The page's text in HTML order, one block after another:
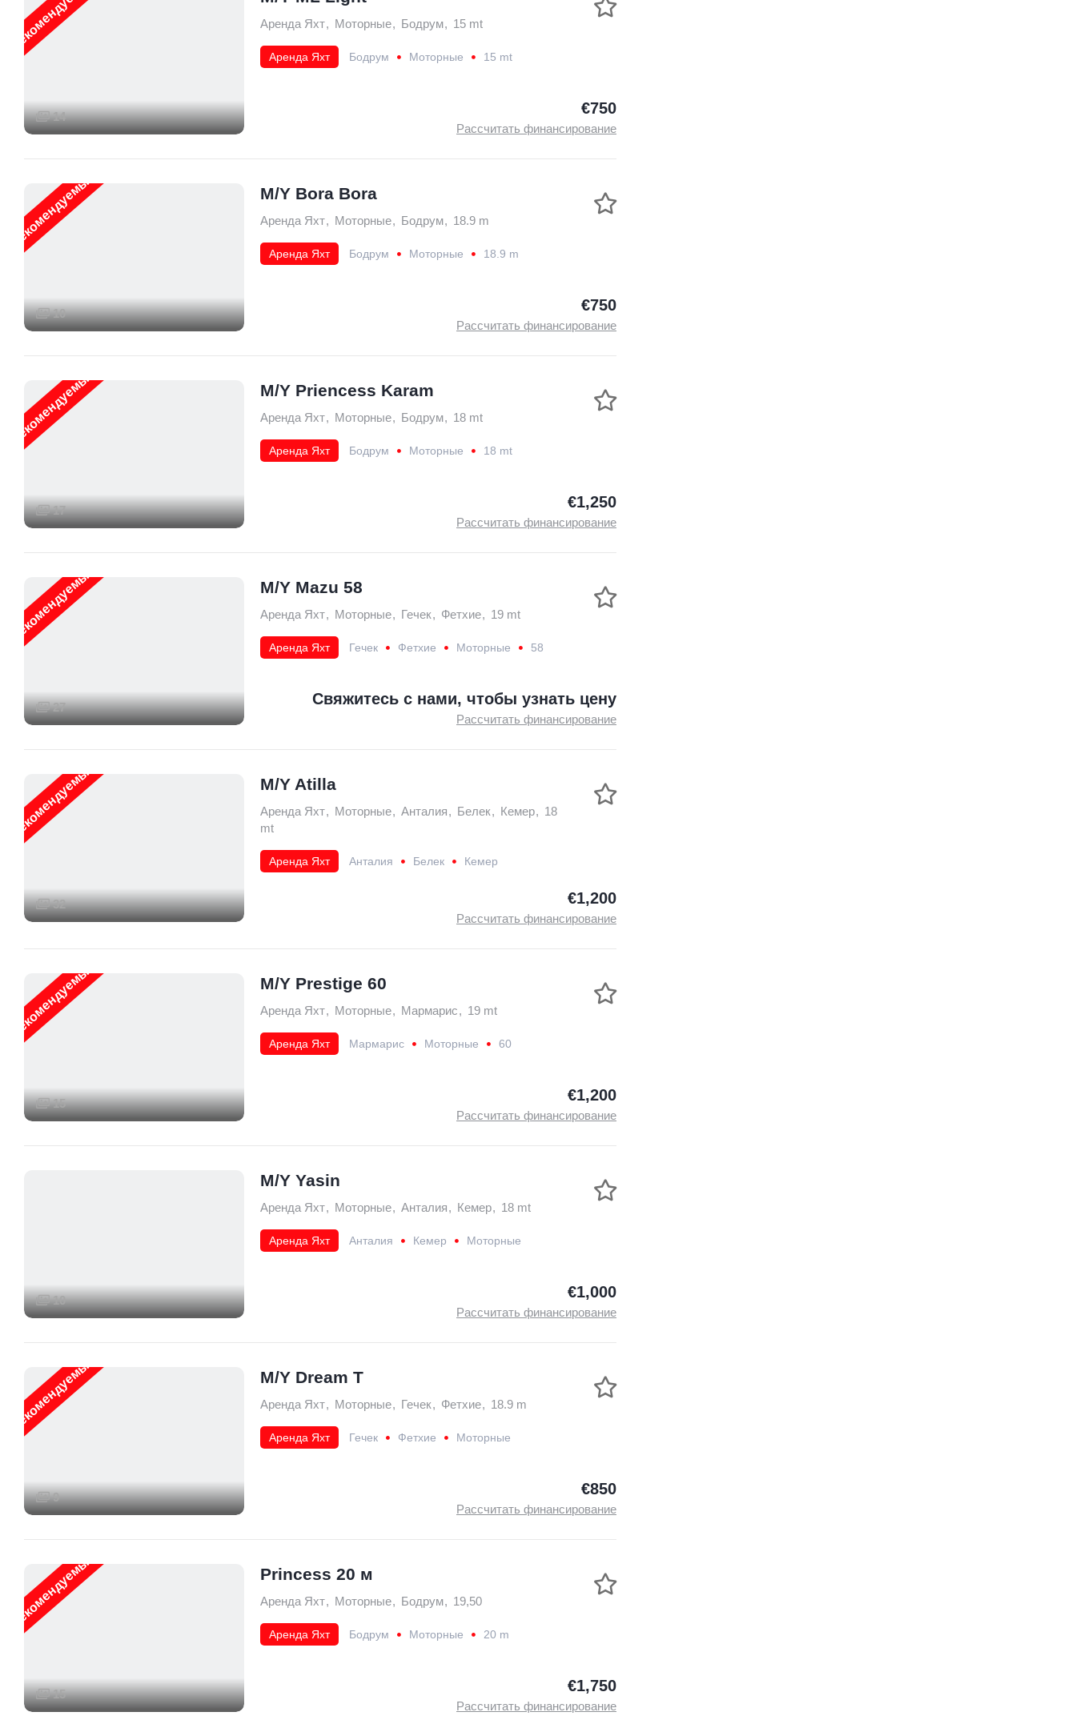
14
Аренда Яхт, Моторные, Бодрум, 15 mt
Аренда Яхт Бодрум Моторные 15 mt
€750
Рассчитать финансирование
Рекомендуемые
10
M/Y Bora Bora
Аренда Яхт, Моторные, Бодрум, 18.9 m
Аренда Яхт Бодрум Моторные 18.9 m
€750
Рассчитать финансирование
Рекомендуемые
17
M/Y Priencess Karam
Аренда Яхт, Моторные, Бодрум, 18 mt
Аренда Яхт Бодрум Моторные 18 mt
€1,250
Рассчитать финансирование
Рекомендуемые
27
M/Y Mazu 58
Аренда Яхт, Моторные, Гечек, Фетхие, 19 mt
Аренда Яхт Гечек Фетхие Моторные
58
Свяжитесь с нами, чтобы узнать цену
Рассчитать финансирование
Рекомендуемые
32
M/Y Atilla
Аренда Яхт, Моторные, Анталия, Белек, Кемер, 18
mt
Аренда Яхт Анталия Белек
Кемер
€1,200
Рассчитать финансирование
Рекомендуемые
15
M/Y Prestige 60
Аренда Яхт, Моторные, Мармарис, 19 mt
Аренда Яхт Мармарис Моторные
60
€1,200
Рассчитать финансирование
10
M/Y Yasin
Аренда Яхт, Моторные, Анталия, Кемер, 18 mt
Аренда Яхт Анталия Кемер
Моторные
€1,000
Рассчитать финансирование
Рекомендуемые
9
M/Y Dream T
Аренда Яхт, Моторные, Гечек, Фетхие, 18.9 m
Аренда Яхт Гечек Фетхие
Моторные
€850
Рассчитать финансирование
Рекомендуемые
15
Princess 20 м
Аренда Яхт, Моторные, Бодрум, 19,50
Аренда Яхт Бодрум Моторные
20 m
€1,750
Рассчитать финансирование